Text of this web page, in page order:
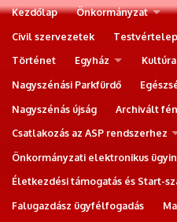
Kezdőlap Önkormányzat
Civil szervezetek
Történet
Egyház Kultúra
Nagyszénási Parkfürdő
Nagyszénás újság
Archivált
Csatlakozás az ASP rendszerhez
Önkormányzati elektronikus
Életkezdési támogatás és Start-
Falugazdász ügyfélfogadás